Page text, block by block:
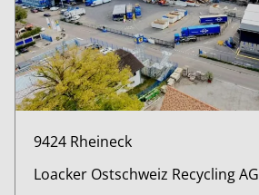
9424 Rheineck
Loacker Ostschweiz Recycling AG